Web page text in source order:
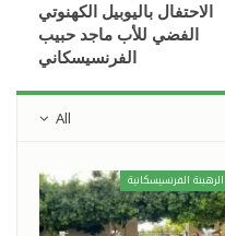
الاحتفال باليوبيل الكهنوتي
الفضي للأب ماجد حبيب
الفرنسيسكاني
All
الرهبنة الفرنسيسكانية